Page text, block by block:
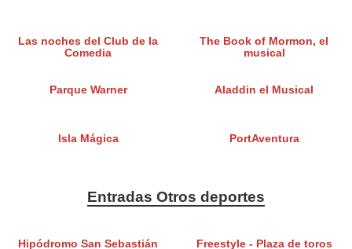
Las noches del Club de la
Comedia
The Book of Mormon, el
musical
Parque Warner Aladdin el Musical
Isla Mágica PortAventura
Entradas Otros deportes
Hipódromo San Sebastián
Freestyle - Plaza de toros